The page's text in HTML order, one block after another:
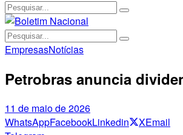
EmpresasNotícias
Petrobras anuncia
11 de maio de 2026
WhatsAppFacebookLinkedin XEmail